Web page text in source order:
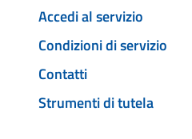
Accedi al servizio
Condizioni di servizio
Contatti
Strumenti di tutela